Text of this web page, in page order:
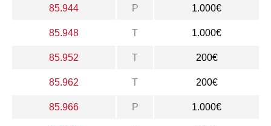
85.944 P 1.000€
85.948 T 1.000€
85.952 T 200€
85.962 T 200€
85.966 P 1.000€